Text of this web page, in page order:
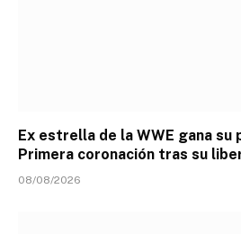
Ex estrella de la WWE gana su
Primera coronación tras su
08/08/2026